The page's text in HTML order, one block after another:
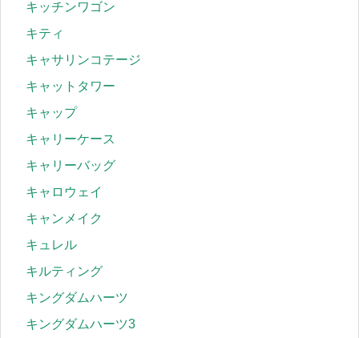
キッチンワゴン
キティ
キャサリンコテージ
キャットタワー
キャップ
キャリーケース
キャリーバッグ
キャロウェイ
キャンメイク
キュレル
キルティング
キングダムハーツ
キングダムハーツ3